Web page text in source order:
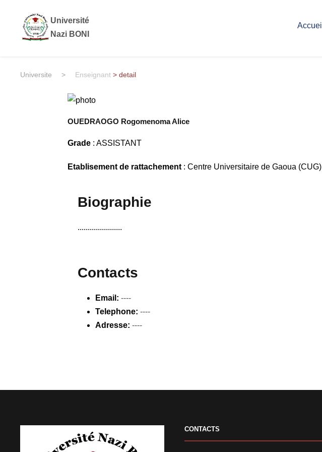
Université
Nazi BONI
Accueil
Universite > Enseignant > detail
OUEDRAOGO Rogomenoma Alice
Grade : ASSISTANT
Etablisement de rattachement: Centre Universitaire de Gaoua (CUG)
Biographie
......................
Contacts
Email: ----
Telephone: ----
Adresse: ----
CONTACTS